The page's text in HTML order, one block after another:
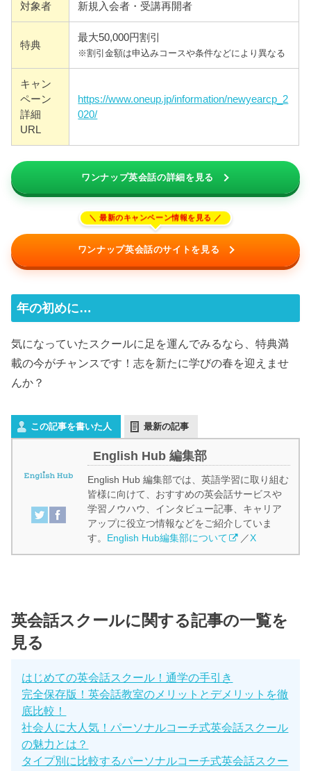
対象者 新規入会者・受講再開者
特典
最大50,000円割引
※割引金額は申込みコースや条件などにより異なる
キャン
ペーン
詳細
URL
https://www.oneup.jp/information/newyearcp_2
020/
ワンナップ英会話の詳細を見る
ワンナップ英会話のサイトを見る
年の初めに…
気になっていたスクールに足を運んでみるなら、特典満
載の今がチャンスです！志を新たに学びの春を迎えませ
んか？
この記事を書いた人 最新の記事
English Hub 編集部
English Hub 編集部では、英語学習に取り組む
皆様に向けて、おすすめの英会話サービスや
学習ノウハウ、インタビュー記事、キャリア
アップに役立つ情報などをご紹介していま
す。 English Hub編集部について ／X
英会話スクールに関する記事の一覧を
見る
はじめての英会話スクール！通学の手引き
完全保存版！英会話教室のメリットとデメリットを徹
底比較！
社会人に大人気！パーソナルコーチ式英会話スクール
の魅力とは？
タイプ別に比較するパーソナルコーチ式英会話スクー